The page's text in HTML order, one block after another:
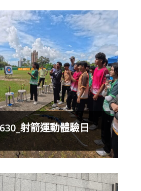
射箭運動體驗日